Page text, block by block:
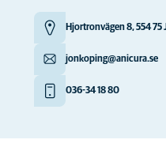
Hjortronvägen 8, 554 75
jonkoping@anicura.se
036-34 18 80